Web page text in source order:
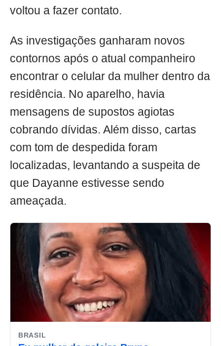
voltou a fazer contato.
As investigações ganharam novos
contornos após o atual companheiro
encontrar o celular da mulher dentro da
residência. No aparelho, havia
mensagens de supostos agiotas
cobrando dívidas. Além disso, cartas
com tom de despedida foram
localizadas, levantando a suspeita de
que Dayanne estivesse sendo
ameaçada.
BRASIL